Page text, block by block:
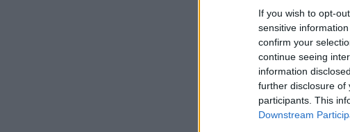
If you wish to opt-
sensitive
confirm your
continue seeing
information
further disclosure of
participants. This
Downstream